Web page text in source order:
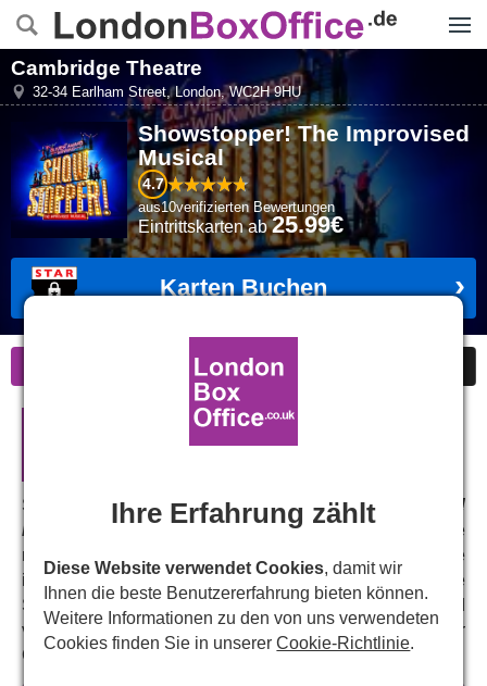
Cambridge Theatre
32-34 Earlham Street,London,WC2H 9HU
Showstopper! The Improvised
Musical
4.7
aus10verifizierten Bewertungen
Eintrittskartenab25.99€
Karten Buchen
Sonderangebote
Showstopper! The Improvised
Spontaner Genuss ist das A und O beiShowstopper!
Das improvisierte Musical
, bei dem jedes Mal eine
neue, frische Musicalkomödie entsteht – und man sie
immer wieder sehen kann. Die mehrfach preisgekrönte
Show greift Anregungen des Publikums auf und
verwandelt sie in spontane Unterhaltung – ein Genuss für
Comedy-Fans jeden Alters.
Ihre Erfahrung zählt
Diese Website verwendet Cookies, damit wir
Ihnen die beste Benutzererfahrung bieten können.
Weitere Informationen zu den von uns verwendeten
Cookies finden Sie in unsererCookie-Richtlinie.